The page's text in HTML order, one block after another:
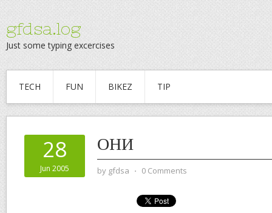
gfdsa.log
Just some typing excercises
TECH FUN BIKEZ TIP
28
Jun 2005
ОНИ
by gfdsa ⋅ 0 Comments